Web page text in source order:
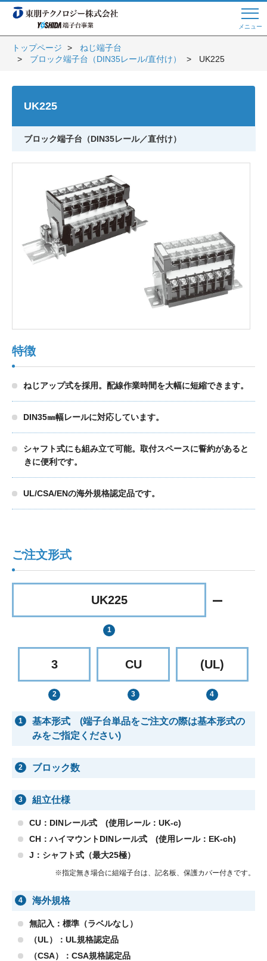
メニュー
Web商談 ご希望の方はこちら
トップページへ
よくある質問
会員登録
トップページ
ねじ端子台
ブロック端子台（DIN35レール/直付け）
UK225
UK225
ブロック端子台（DIN35レール／直付け）
特徴
ねじアップ式を採用。配線作業時間を大幅に短縮できます。
DIN35㎜幅レールに対応しています。
シャフト式にも組み立て可能。取付スペースに誓約があると
きに便利です。
UL/CSA/ENの海外規格認定品です。
ご注文形式
UK225
3 CU (UL)
1
基本形式 (端子台単品をご注文の際は基本形式の
みをご指定ください)
2 ブロック数
3 組立仕様
CU：DINレール式 (使用レール：UK-c)
CH：ハイマウントDINレール式 (使用レール：EK-ch)
J：シャフト式（最大25極）
※指定無き場合に組端子台は、記名板、保護カバー付きです。
4 海外規格
無記入：標準（ラベルなし）
（UL）：UL規格認定品
（CSA）：CSA規格認定品